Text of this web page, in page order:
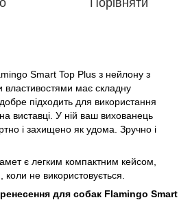
Smart Top Plus з нейлону з
властивостями має складну
підходить для використання
виставці. У ній ваш вихованець
і захищено як удома. Зручно і
є легким компактним кейсом,
не використовується.
для собак Flamingo Smart